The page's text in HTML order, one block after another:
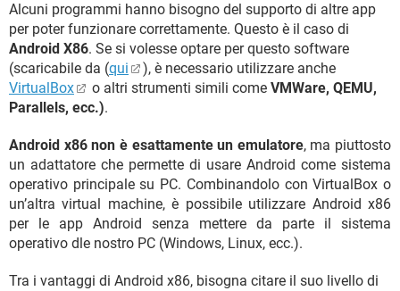
Alcuni programmi hanno bisogno del supporto di altre app
per poter funzionare correttamente. Questo è il caso di
Android X86. Se si volesse optare per questo software
(scaricabile da (qui
), è necessario utilizzare anche
VirtualBox
o altri strumenti simili come VMWare, QEMU,
Parallels, ecc.).
Android x86 non è esattamente un emulatore, ma piuttosto
un adattatore che permette di usare Android come sistema
operativo principale su PC. Combinandolo con VirtualBox o
un’altra virtual machine, è possibile utilizzare Android x86
per le app Android senza mettere da parte il sistema
operativo dle nostro PC (Windows, Linux, ecc.).
Tra i vantaggi di Android x86, bisogna citare il suo livello di